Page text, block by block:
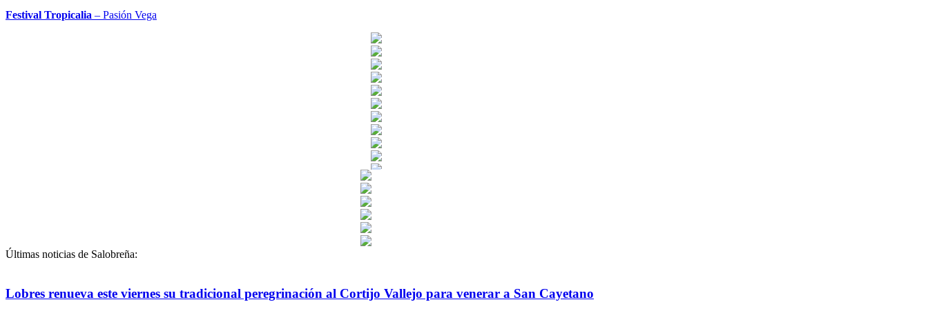
Festival Tropicalia – Pasión Vega
Últimas noticias de Salobreña:
Lobres renueva este viernes su tradicional peregrinación al Cortijo Vallejo para venerar a San Cayetano